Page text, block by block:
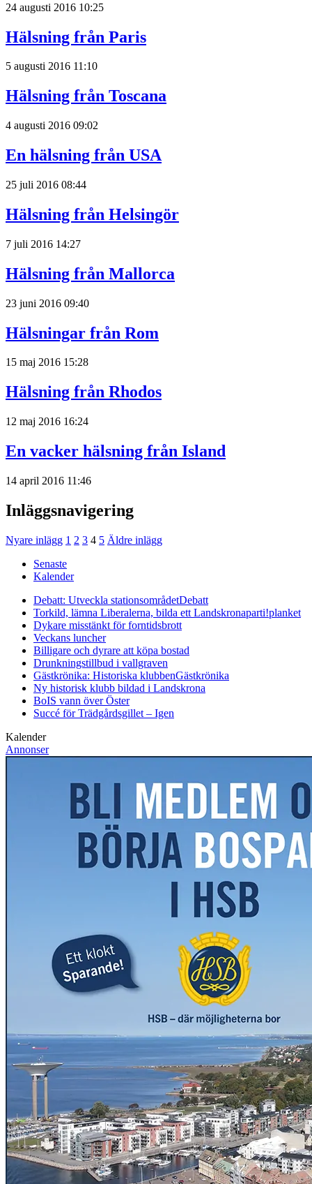
24 augusti 2016 10:25
Hälsning från Paris
5 augusti 2016 11:10
Hälsning från Toscana
4 augusti 2016 09:02
En hälsning från USA
25 juli 2016 08:44
Hälsning från Helsingör
7 juli 2016 14:27
Hälsning från Mallorca
23 juni 2016 09:40
Hälsningar från Rom
15 maj 2016 15:28
Hälsning från Rhodos
12 maj 2016 16:24
En vacker hälsning från Island
14 april 2016 11:46
Inläggsnavigering
Nyare inlägg 1 2 3 4 5 Äldre inlägg
Senaste
Kalender
Debatt: Utveckla stationsområdetDebatt
Torkild, lämna Liberalerna, bilda ett Landskronaparti!planket
Dykare misstänkt för forntidsbrott
Veckans luncher
Billigare och dyrare att köpa bostad
Drunkningstillbud i vallgraven
Gästkrönika: Historiska klubbenGästkrönika
Ny historisk klubb bildad i Landskrona
BoIS vann över Öster
Succé för Trädgårdsgillet – Igen
Kalender
Annonser